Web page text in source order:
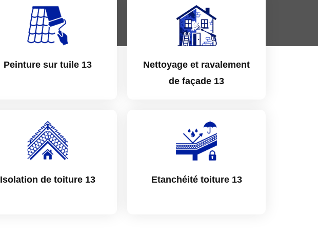
Peinture sur tuile 13
Nettoyage et ravalement
de façade 13
Isolation de toiture 13 Etanchéité toiture 13